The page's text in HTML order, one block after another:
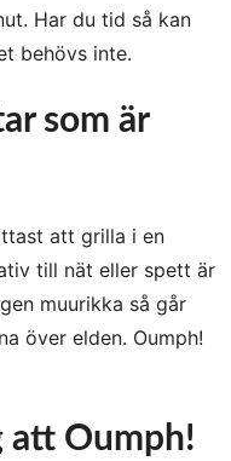
Har du tid så kan
behövs inte.
som är
att grilla i en
till nät eller spett är
muurikka så går
över elden. Oumph!
att Oumph!